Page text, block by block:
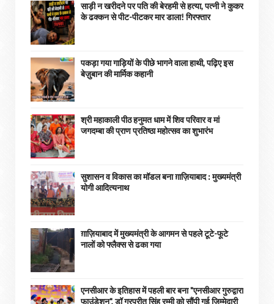
साड़ी न खरीदने पर पति की बेरहमी से हत्या, पत्नी ने कुकर
के ढक्कन से पीट-पीटकर मार डाला! गिरफ्तार
पकड़ा गया गाड़ियों के पीछे भागने वाला हाथी, पढ़िए इस
बेज़ुबान की मार्मिक कहानी
श्री महाकाली पीठ हनुमत धाम में शिव परिवार व मां
जगदम्बा की प्राण प्रतिष्ठा महोत्सव का शुभारंभ
सुशासन व विकास का मॉडल बना ग़ाज़ियाबाद : ​मुख्यमंत्री
योगी आदित्यनाथ
ग़ाज़ियाबाद में मुख्यमंत्री के आगमन से पहले टूटे-फूटे
नालों को फ्लैक्स से ढका गया
एनसीआर के इतिहास में पहली बार बना "एनसीआर गुरुद्वारा
फाउंडेशन", डॉ गुरप्रीत सिंह रम्मी को सौंपी गई जिम्मेदारी